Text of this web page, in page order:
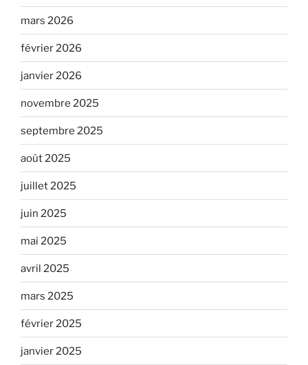
mars 2026
février 2026
janvier 2026
novembre 2025
septembre 2025
août 2025
juillet 2025
juin 2025
mai 2025
avril 2025
mars 2025
février 2025
janvier 2025